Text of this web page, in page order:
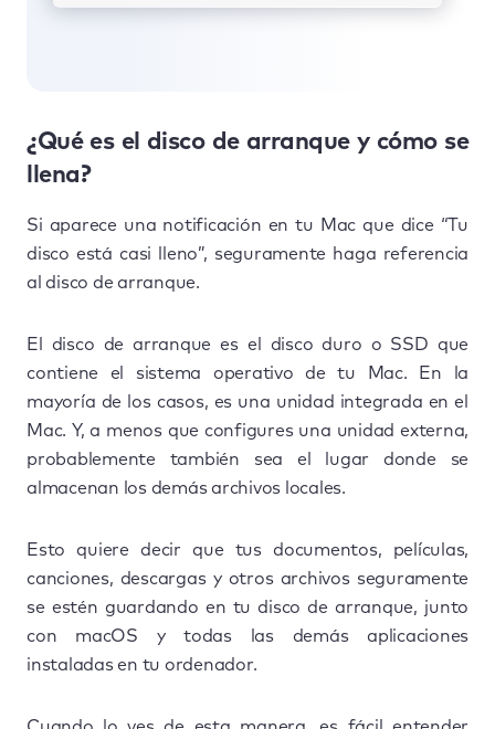
¿Qué es el disco de arranque y cómo se
llena?
Si aparece una notificación en tu Mac que dice “Tu
disco está casi lleno”, seguramente haga referencia
al disco de arranque.
El disco de arranque es el disco duro o SSD que
contiene el sistema operativo de tu Mac. En la
mayoría de los casos, es una unidad integrada en el
Mac. Y, a menos que configures una unidad externa,
probablemente también sea el lugar donde se
almacenan los demás archivos locales.
Esto quiere decir que tus documentos, películas,
canciones, descargas y otros archivos seguramente
se estén guardando en tu disco de arranque, junto
con macOS y todas las demás aplicaciones
instaladas en tu ordenador.